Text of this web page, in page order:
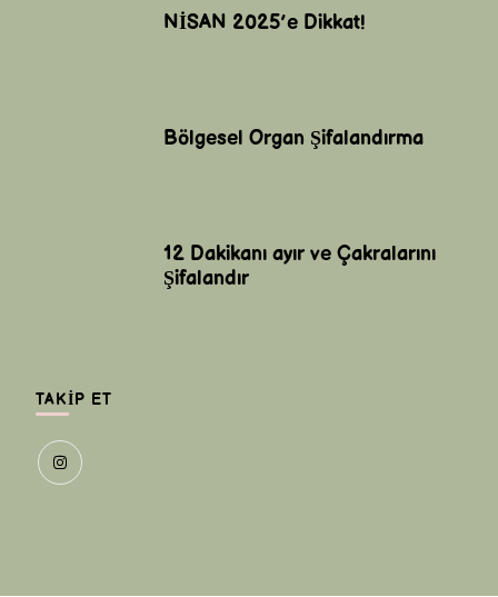
NİSAN 2025’e Dikkat!
Bölgesel Organ Şifalandırma
12 Dakikanı ayır ve Çakralarını
Şifalandır
TAKIP ET